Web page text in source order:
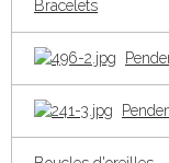
Bracelets